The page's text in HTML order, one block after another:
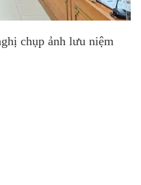
chụp ảnh lưu niệm